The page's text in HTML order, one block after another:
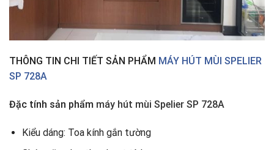
THÔNG TIN CHI TIẾT SẢN PHẨM MÁY HÚT MÙI SPELIER
SP 728A
Đặc tính sản phẩm máy hút mùi Spelier SP 728A
Kiểu dáng: Toa kính gắn tường